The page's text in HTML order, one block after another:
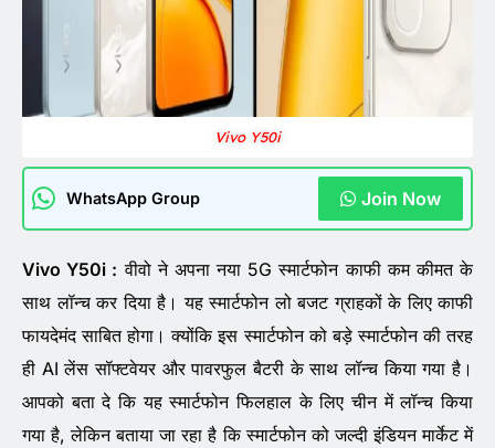
Vivo Y50i
WhatsApp Group Join Now
Vivo Y50i : वीवो ने अपना नया 5G स्मार्टफोन काफी कम कीमत के
साथ लॉन्च कर दिया है। यह स्मार्टफोन लो बजट ग्राहकों के लिए काफी
फायदेमंद साबित होगा। क्योंकि इस स्मार्टफोन को बड़े स्मार्टफोन की तरह
ही AI लेंस सॉफ्टवेयर और पावरफुल बैटरी के साथ लॉन्च किया गया है।
आपको बता दे कि यह स्मार्टफोन फिलहाल के लिए चीन में लॉन्च किया
गया है, लेकिन बताया जा रहा है कि स्मार्टफोन को जल्दी इंडियन मार्केट में